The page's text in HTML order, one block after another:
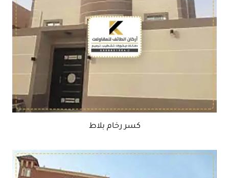
كسر رخام بلاط